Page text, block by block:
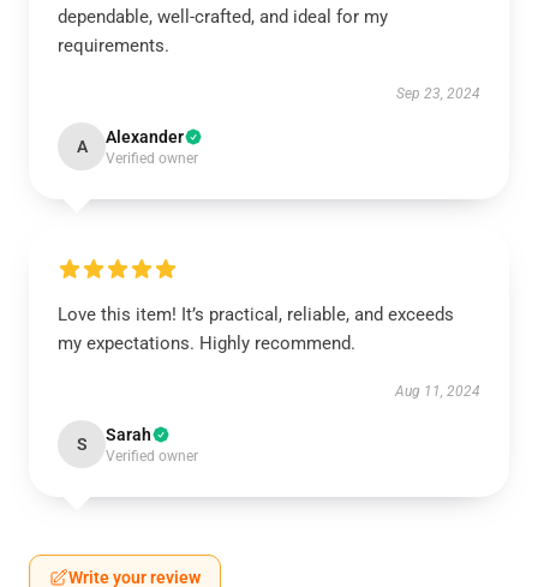
dependable, well-crafted, and ideal for my
requirements.
Sep 23, 2024
A Alexander
Verified owner
Love this item! It’s practical, reliable, and exceeds
my expectations. Highly recommend.
Aug 11, 2024
S Sarah
Verified owner
Write your review